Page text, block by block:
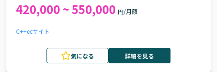
420,000 ~ 550,000 円/月額
C++ecサイト
気になる 詳細を見る